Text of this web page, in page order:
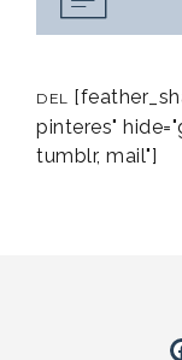
DEL
pinteres"
tumblr, mail"]